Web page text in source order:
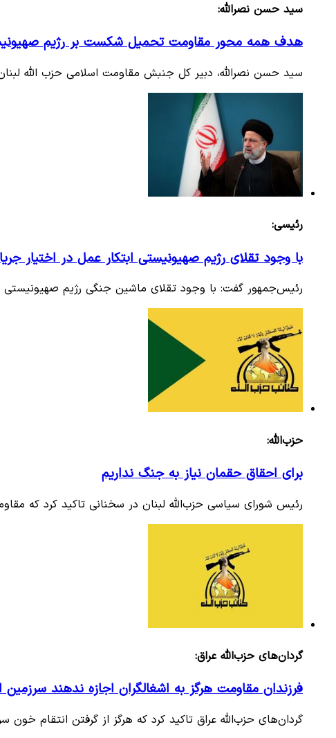
سید حسن نصرالله:
هدف همه محور مقاومت تحمیل شکست بر رژیم
سید حسن نصرالله، دبیر کل جنبش مقاومت اسلامی حزب الله
رئیسی:
با وجود تقلای رژیم صهیونیستی ابتکار عمل در اختیار
رئیس‌جمهور گفت: با وجود تقلای ماشین جنگی رژیم صهیونیستی
حزب‌الله:
برای احقاق حقمان نیاز به جنگ نداریم
رئیس شورای سیاسی حزب‌الله لبنان در سخنانی تاکید کرد که
گردان‌های حزب‌الله عراق:
فرزندان مقاومت هرگز به اشغالگران اجازه ندهند سرزمین
گردان‌های حزب‌الله عراق تاکید کرد که هرگز از گرفتن انتقام خون